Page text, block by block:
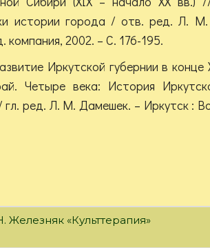
истории города / отв. ред. Л.
компания, 2002. – С. 176-195.
Иркутской губернии в конце
Четыре века: История
гл. ред. Л. М. Дамешек. – Иркутск :
Железняк «Культтерапия»